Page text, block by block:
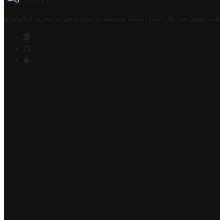
تونس هو دليل أعمال تملكه وتحتفظ به وتديره شركة مخزن التكنولوجيا